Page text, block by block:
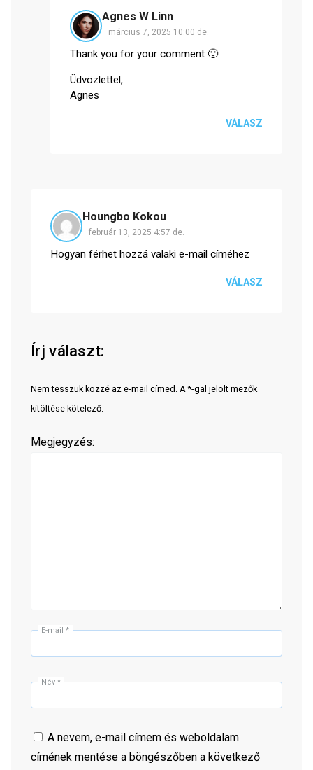
Agnes W Linn
március 7, 2025 10:00 de.
Thank you for your comment 🙂
Üdvözlettel,
Agnes
VÁLASZ
Houngbo Kokou
február 13, 2025 4:57 de.
Hogyan férhet hozzá valaki e-mail címéhez
VÁLASZ
Írj választ:
Nem tesszük közzé az e-mail címed. A *-gal jelölt mezők
kitöltése kötelező.
Megjegyzés:
E-mail *
Név *
A nevem, e-mail címem és weboldalam
címének mentése a böngészőben a következő